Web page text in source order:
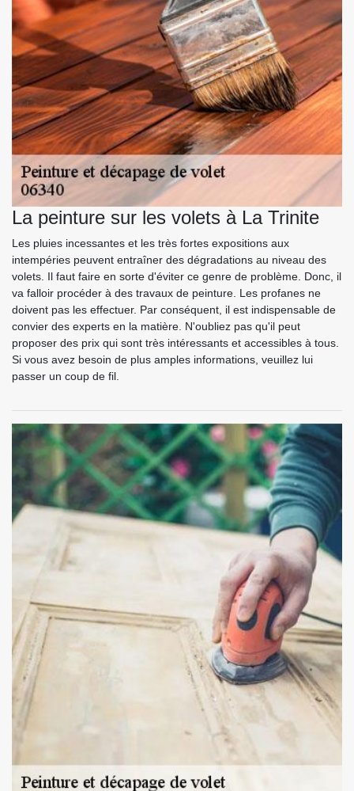
La peinture sur les volets à La Trinite
Les pluies incessantes et les très fortes expositions aux
intempéries peuvent entraîner des dégradations au niveau des
volets. Il faut faire en sorte d'éviter ce genre de problème. Donc, il
va falloir procéder à des travaux de peinture. Les profanes ne
doivent pas les effectuer. Par conséquent, il est indispensable de
convier des experts en la matière. N'oubliez pas qu'il peut
proposer des prix qui sont très intéressants et accessibles à tous.
Si vous avez besoin de plus amples informations, veuillez lui
passer un coup de fil.